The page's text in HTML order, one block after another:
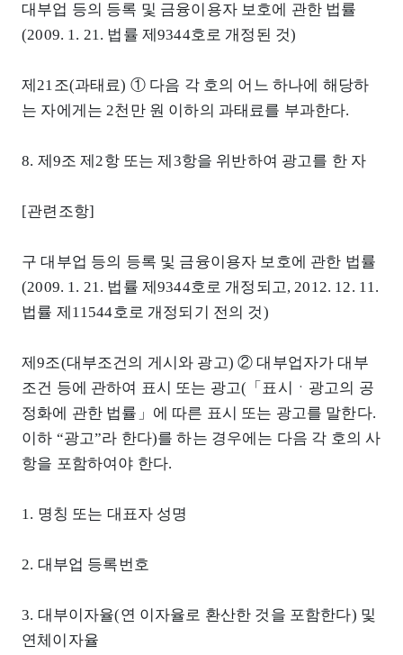
대부업 등의 등록 및 금융이용자 보호에 관한 법률
(2009. 1. 21. 법률 제9344호로 개정된 것)
제21조(과태료) ① 다음 각 호의 어느 하나에 해당하
는 자에게는 2천만 원 이하의 과태료를 부과한다.
8. 제9조 제2항 또는 제3항을 위반하여 광고를 한 자
[관련조항]
구 대부업 등의 등록 및 금융이용자 보호에 관한 법률
(2009. 1. 21. 법률 제9344호로 개정되고, 2012. 12. 11.
법률 제11544호로 개정되기 전의 것)
제9조(대부조건의 게시와 광고) ② 대부업자가 대부
조건 등에 관하여 표시 또는 광고(「표시ㆍ광고의 공
정화에 관한 법률」에 따른 표시 또는 광고를 말한다.
이하 “광고”라 한다)를 하는 경우에는 다음 각 호의 사
항을 포함하여야 한다.
1. 명칭 또는 대표자 성명
2. 대부업 등록번호
3. 대부이자율(연 이자율로 환산한 것을 포함한다) 및
연체이자율